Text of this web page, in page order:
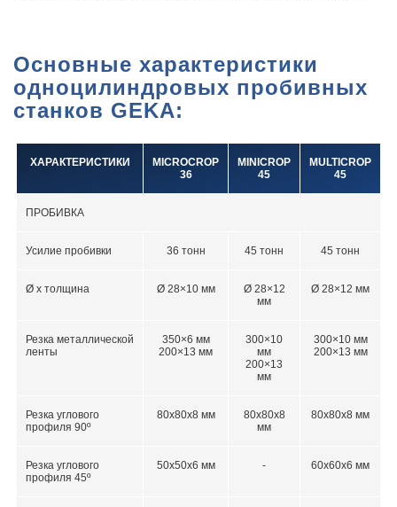
Основные характеристики
одноцилиндровых пробивных
станков GEKA:
ХАРАКТЕРИСТИКИ
MICROCROP
36
MINICROP
45
MULTICROP
45
ПРОБИВКА
Усилие пробивки 36 тонн 45 тонн 45 тонн
Ø х толщина Ø 28×10 мм
Ø 28×12
мм
Ø 28×12 мм
Резка металлической
ленты
350×6 мм
200×13 мм
300×10
мм
200×13
мм
300×10 мм
200×13 мм
Резка углового
профиля 90º
80x80x8 мм
80x80x8
мм
80x80x8 мм
Резка углового
профиля 45º
50x50x6 мм - 60x60x6 мм